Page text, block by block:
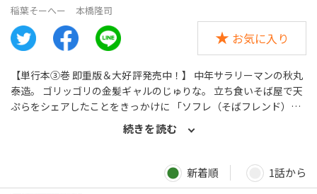
稲葉そーへー 本橋隆司
お気に入り
【単行本③巻 即重版＆大好評発売中！】 中年サラリーマンの秋丸
泰造。 ゴリッゴリの金髪ギャルのじゅりな。 立ち食いそば屋で天
ぷらをシェアしたことをきっかけに 「ソフレ（そばフレンド）」
になったふたりは、 いっしょにそば屋巡りをすることに…!! 日本
人のソウルフード「立ち食いそば」をおいしく食べ尽くす、極上
続きを読む
新着順
1話から